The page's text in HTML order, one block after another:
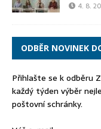
4. 8.
ODBĚR NOVINEK
Přihlašte se k odběru
každý týden výběr
poštovní schránky.